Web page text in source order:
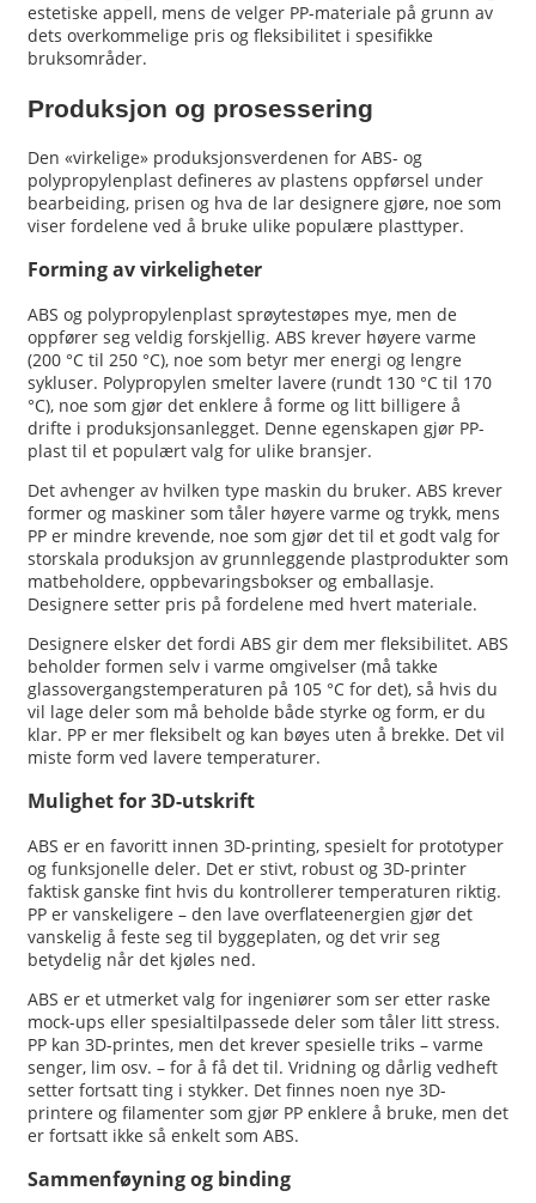
estetiske appell, mens de velger PP-materiale på grunn av
dets overkommelige pris og fleksibilitet i spesifikke
bruksområder.
Produksjon og prosessering
Den «virkelige» produksjonsverdenen for ABS- og
polypropylenplast defineres av plastens oppførsel under
bearbeiding, prisen og hva de lar designere gjøre, noe som
viser fordelene ved å bruke ulike populære plasttyper.
Forming av virkeligheter
ABS og polypropylenplast sprøytestøpes mye, men de
oppfører seg veldig forskjellig. ABS krever høyere varme
(200 °C til 250 °C), noe som betyr mer energi og lengre
sykluser. Polypropylen smelter lavere (rundt 130 °C til 170
°C), noe som gjør det enklere å forme og litt billigere å
drifte i produksjonsanlegget. Denne egenskapen gjør PP-
plast til et populært valg for ulike bransjer.
Det avhenger av hvilken type maskin du bruker. ABS krever
former og maskiner som tåler høyere varme og trykk, mens
PP er mindre krevende, noe som gjør det til et godt valg for
storskala produksjon av grunnleggende plastprodukter som
matbeholdere, oppbevaringsbokser og emballasje.
Designere setter pris på fordelene med hvert materiale.
Designere elsker det fordi ABS gir dem mer fleksibilitet. ABS
beholder formen selv i varme omgivelser (må takke
glassovergangstemperaturen på 105 °C for det), så hvis du
vil lage deler som må beholde både styrke og form, er du
klar. PP er mer fleksibelt og kan bøyes uten å brekke. Det vil
miste form ved lavere temperaturer.
Mulighet for 3D-utskrift
ABS er en favoritt innen 3D-printing, spesielt for prototyper
og funksjonelle deler. Det er stivt, robust og 3D-printer
faktisk ganske fint hvis du kontrollerer temperaturen riktig.
PP er vanskeligere – den lave overflateenergien gjør det
vanskelig å feste seg til byggeplaten, og det vrir seg
betydelig når det kjøles ned.
ABS er et utmerket valg for ingeniører som ser etter raske
mock-ups eller spesialtilpassede deler som tåler litt stress.
PP kan 3D-printes, men det krever spesielle triks – varme
senger, lim osv. – for å få det til. Vridning og dårlig vedheft
setter fortsatt ting i stykker. Det finnes noen nye 3D-
printere og filamenter som gjør PP enklere å bruke, men det
er fortsatt ikke så enkelt som ABS.
Sammenføyning og binding